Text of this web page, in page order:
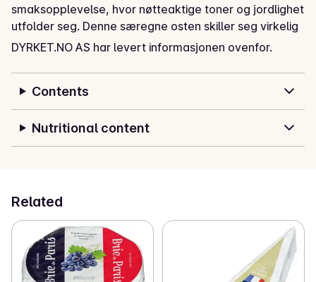
smaksopplevelse, hvor nøtteaktige toner og jordlighet
utfolder seg. Denne særegne osten skiller seg virkelig
ut i osteverdenen, og dens særpreg har blitt belønnet
DYRKET.NO AS har levert informasjonen ovenfor.
Contents
Nutritional content
Related